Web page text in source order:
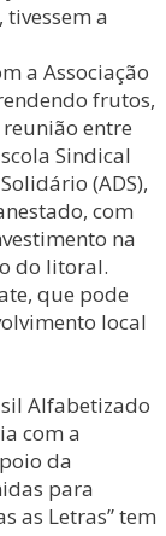
a
a Associação
frutos,
entre
Sindical
(ADS),
com
na
do litoral.
que pode
local
Alfabetizado
com a
da
para
as Letras” tem